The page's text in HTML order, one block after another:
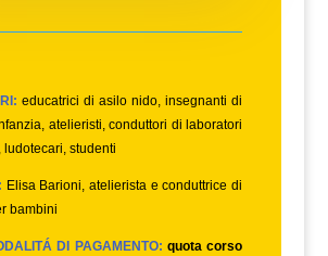
educatrici di asilo nido, insegnanti di
atelieristi, conduttori di laboratori
studenti
Elisa Barioni, atelierista e conduttrice di
bambini
DI PAGAMENTO: quota corso